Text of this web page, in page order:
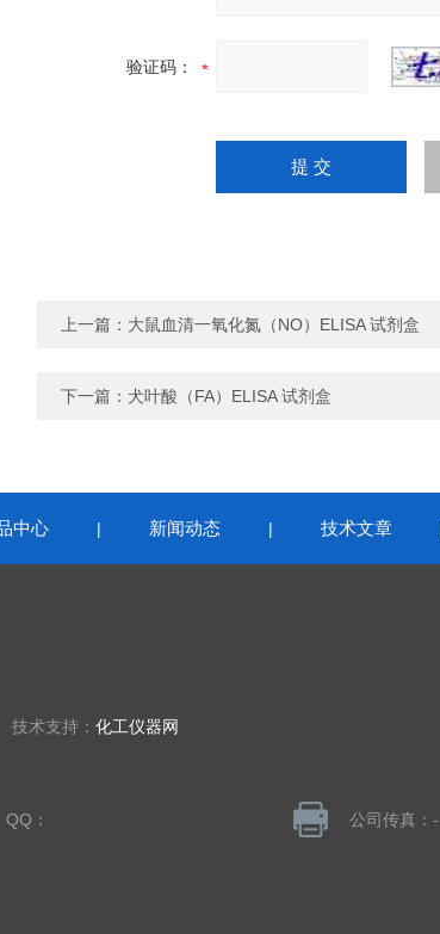
验证码：
上一篇： 大鼠血清一氧化氮（NO）ELISA 试剂盒
下一篇： 犬叶酸（FA）ELISA 试剂盒
中心 | 新闻动态 | 技术文章
技术支持： 化工仪器网
QQ： 公司传真：-